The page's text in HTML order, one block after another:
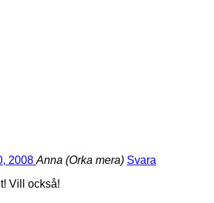
2008 Anna (Orka mera) Svara
Vill också!